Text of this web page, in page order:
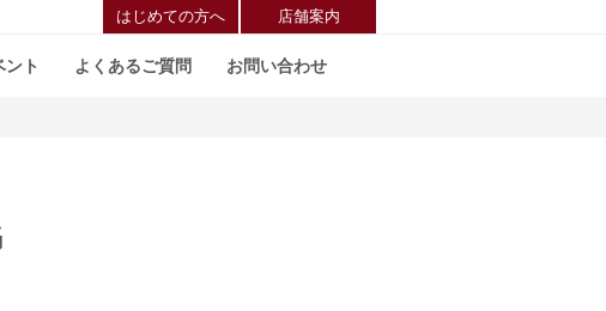
はじめての方へ 店舗案内
ント よくあるご質問 お問い合わせ